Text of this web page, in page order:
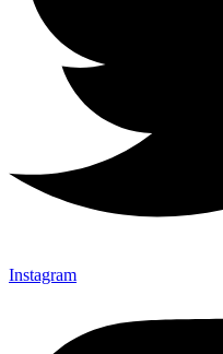
Instagram